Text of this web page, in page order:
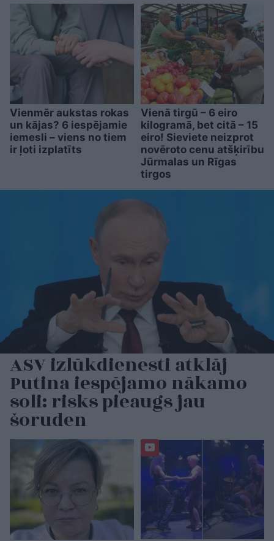
Vienmēr aukstas rokas
un kājas? 6 iespējamie
iemesli – viens no tiem
ir ļoti izplatīts
Vienā tirgū – 6 eiro
kilogramā, bet citā – 15
eiro! Sieviete neizprot
novēroto cenu atšķirību
Jūrmalas un Rīgas
tirgos
ASV izlūkdienesti atklāj
Putina iespējamo nākamo
soli: risks pieaugs jau
šoruden